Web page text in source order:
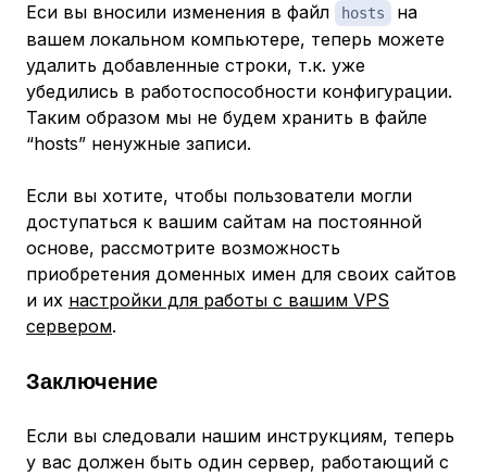
Еси вы вносили изменения в файл hosts
на
вашем локальном компьютере, теперь можете
удалить добавленные строки, т.к. уже
убедились в работоспособности конфигурации.
Таким образом мы не будем хранить в файле
“hosts” ненужные записи.
Если вы хотите, чтобы пользователи могли
доступаться к вашим сайтам на постоянной
основе, рассмотрите возможность
приобретения доменных имен для своих сайтов
и их настройки для работы с вашим VPS
сервером.
Заключение
Если вы следовали нашим инструкциям, теперь
у вас должен быть один сервер, работающий с